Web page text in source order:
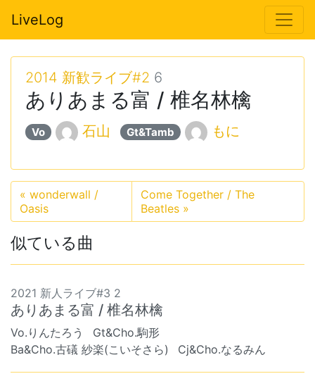
LiveLog
2014 新歓ライブ#2 6
ありあまる富 / 椎名林檎
Vo 石山 Gt&Tamb もに
« wonderwall /
Oasis
Come Together / The
Beatles »
似ている曲
2021 新人ライブ#3 2
ありあまる富 / 椎名林檎
Vo.りんたろう
Gt&Cho.駒形
Ba&Cho.古礒 紗楽(こいそさら)
Cj&Cho.なるみん